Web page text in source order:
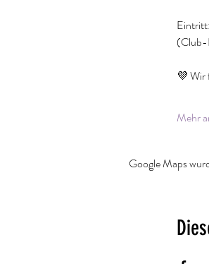
(Club-
💜 Wir
Mehr
Google Maps